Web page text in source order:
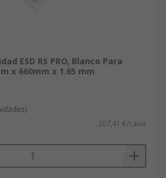
ESD RS PRO, Blanco Para
x 660mm x 1.65 mm
207,41 €/caixa